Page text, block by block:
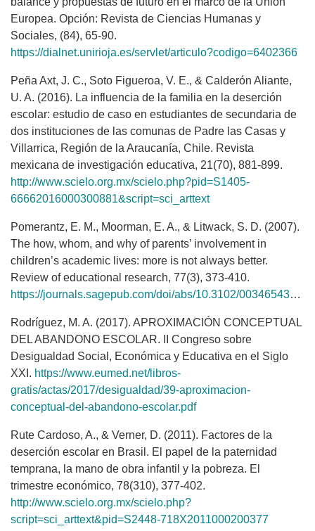
Europea. Opción: Revista de Ciencias Humanas y
Sociales, (84), 65-90.
https://dialnet.unirioja.es/servlet/articulo?codigo=6402366
Peña Axt, J. C., Soto Figueroa, V. E., & Calderón Aliante,
U. A. (2016). La influencia de la familia en la deserción
escolar: estudio de caso en estudiantes de secundaria de
dos instituciones de las comunas de Padre las Casas y
Villarrica, Región de la Araucanía, Chile. Revista
mexicana de investigación educativa, 21(70), 881-899.
http://www.scielo.org.mx/scielo.php?pid=S1405-
66662016000300881&script=sci_arttext
Pomerantz, E. M., Moorman, E. A., & Litwack, S. D. (2007).
The how, whom, and why of parents’ involvement in
children’s academic lives: more is not always better.
Review of educational research, 77(3), 373-410.
https://journals.sagepub.com/doi/abs/10.3102/003465430305567
Rodríguez, M. A. (2017). APROXIMACIÓN CONCEPTUAL
DEL ABANDONO ESCOLAR. II Congreso sobre
Desigualdad Social, Económica y Educativa en el Siglo
XXI. https://www.eumed.net/libros-
gratis/actas/2017/desigualdad/39-aproximacion-
conceptual-del-abandono-escolar.pdf
Rute Cardoso, A., & Verner, D. (2011). Factores de la
deserción escolar en Brasil. El papel de la paternidad
temprana, la mano de obra infantil y la pobreza. El
trimestre económico, 78(310), 377-402.
http://www.scielo.org.mx/scielo.php?
script=sci_arttext&pid=S2448-718X2011000200377